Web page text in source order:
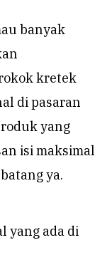
banyak
kretek
di pasaran
yang
isi maksimal
ya.
yang ada di